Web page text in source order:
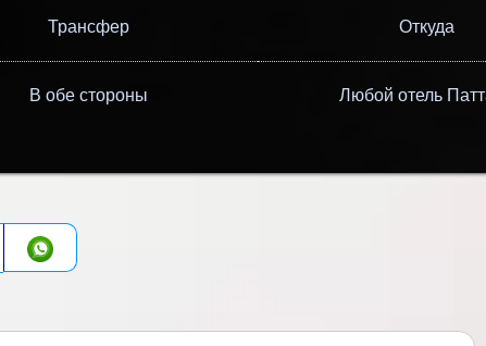
Трансфер
В обе стороны
Откуда
Любой отель